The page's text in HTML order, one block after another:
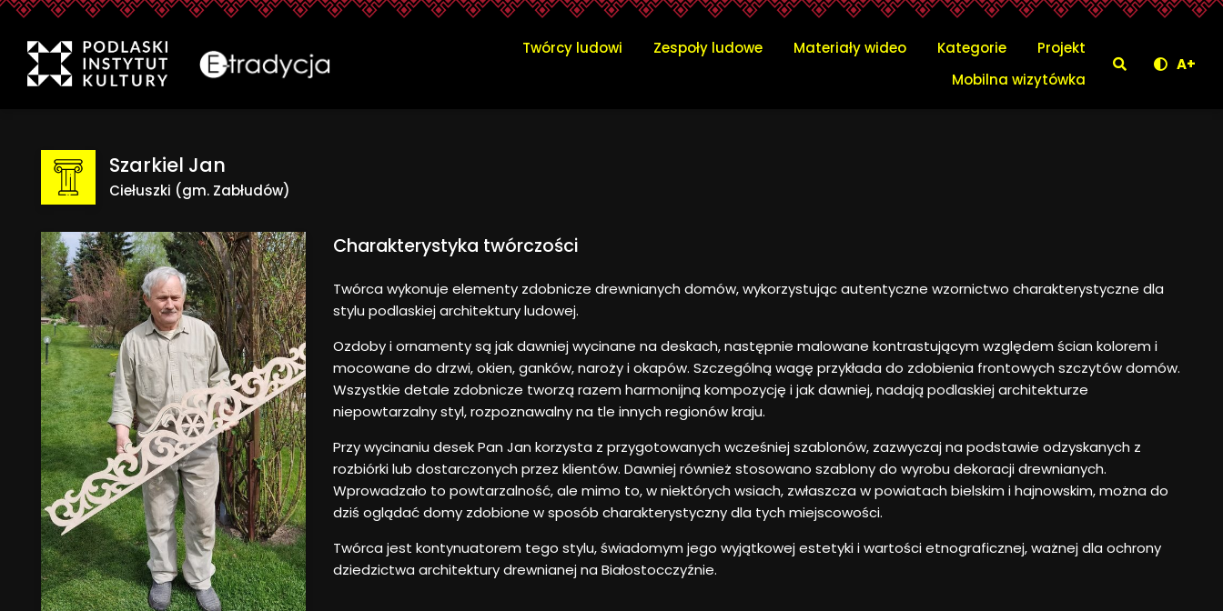
eTradycjaSzarkiel Jan -
Menu
Twórcy ludowi Zespoły ludowe Materiały wideo Kategorie
Projekt
Mobilna wizytówka
Szukaj A+
Szarkiel Jan
Ciełuszki (gm. Zabłudów)
Charakterystyka twórczości
Twórca wykonuje elementy zdobnicze drewnianych domów, wykorzystując autentyczne wzornictwo charakterystyczne dla
stylu podlaskiej architektury ludowej.
Ozdoby i ornamenty są jak dawniej wycinane na deskach, następnie malowane kontrastującym względem ścian kolorem i
mocowane do drzwi, okien, ganków, naroży i okapów. Szczególną wagę przykłada do zdobienia frontowych szczytów domów.
Wszystkie detale zdobnicze tworzą razem harmonijną kompozycję i jak dawniej, nadają podlaskiej architekturze
niepowtarzalny styl, rozpoznawalny na tle innych regionów kraju.
Przy wycinaniu desek Pan Jan korzysta z przygotowanych wcześniej szablonów, zazwyczaj na podstawie odzyskanych z
rozbiórki lub dostarczonych przez klientów. Dawniej również stosowano szablony do wyrobu dekoracji drewnianych.
Wprowadzało to powtarzalność, ale mimo to, w niektórych wsiach, zwłaszcza w powiatach bielskim i hajnowskim, można do
dziś oglądać domy zdobione w sposób charakterystyczny dla tych miejscowości.
Twórca jest kontynuatorem tego stylu, świadomym jego wyjątkowej estetyki i wartości etnograficznej, ważnej dla ochrony
dziedzictwa architektury drewnianej na Białostocczyźnie.